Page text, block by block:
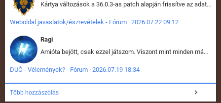
Kártya változások a 36.0.3-as patch alapján frissítve az adatbázisban (képek is cserélve).
Weboldal javaslatok/észrevételek - Fórum · 2026.07.22 09:12
Ragi
Amióta bejött, csak ezzel játszom. Viszont mint minden más - akár az alapjáték is, ez is baromira összetett lett. Néha már pár kör után is esélytelen az egész. Vagy irreállisan túltápol valaki, vagy lelép a partner, vagy csak hülye mint a segg. És amikor eljönne az én időm, na akkor jön el mindenki másé is. Engem jobban érdekelne, hogy ki milyen ratingen szokott játszani. Na ez lenne egy érdekes adat.
DUÓ - Vélemények? - Fórum · 2026.07.19 18:34
Több hozzászólás